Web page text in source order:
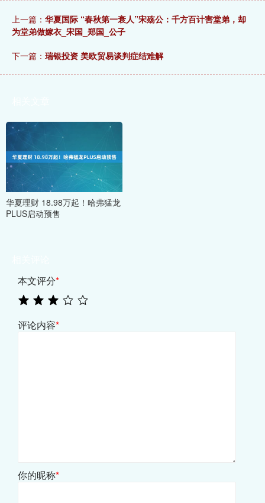
上一篇： 华夏国际 “春秋第一衰人”宋殇公：千方百计害堂弟，却
为堂弟做嫁衣_宋国_郑国_公子
下一篇： 瑞银投资 美欧贸易谈判症结难解
华夏理财 18.98万起！哈弗猛龙
PLUS启动预售
本文评分*
评论内容*
你的昵称*